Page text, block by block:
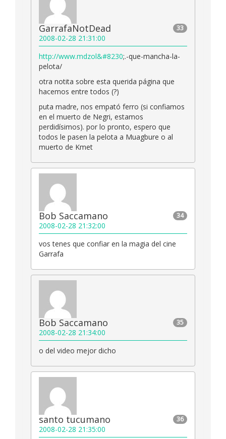
33
GarrafaNotDead
2008-02-28 21:31:00
http://www.mdzol&#8230;.-que-mancha-la-
pelota/
otra notita sobre esta querida página que
hacemos entre todos (?)
puta madre, nos empató ferro (si confiamos
en el muerto de Negri, estamos
perdidísimos). por lo pronto, espero que
todos le pasen la pelota a Muagbure o al
muerto de Kmet
34
Bob Saccamano
2008-02-28 21:32:00
vos tenes que confiar en la magia del cine
Garrafa
35
Bob Saccamano
2008-02-28 21:34:00
o del video mejor dicho
36
santo tucumano
2008-02-28 21:35:00